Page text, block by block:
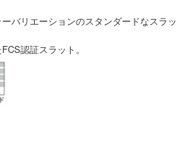
バリエーションのスタンダードなスラッ
認証スラット。